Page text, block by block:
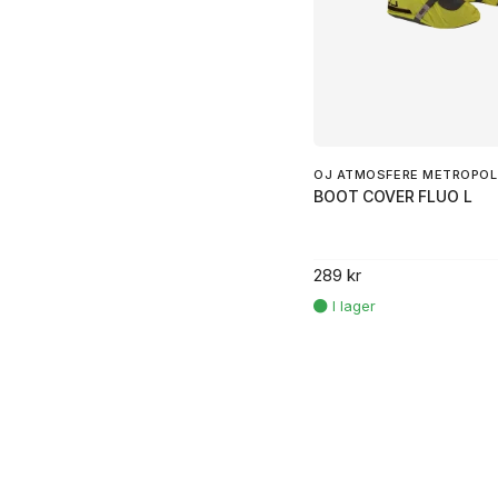
OJ ATMOSFERE
BOOT COVER FLUO L
289 kr